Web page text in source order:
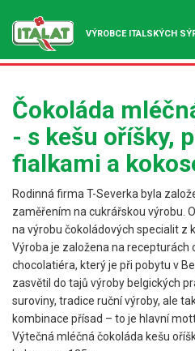
VÝROBCE ITALSKÝCH
Čokoláda
- s kešu oříšky,
fialkami a
Rodinná firma T-Severka byla
zaměřením na cukrářskou výrobu.
na výrobu čokoládových specialit z
Výroba je založena na recepturách
chocolatiéra, který je při pobytu v
zasvětil do tajů výroby belgických
suroviny, tradice ruční výroby, ale
kombinace přísad – to je hlavní
Výtečná mléčná čokoláda kešu